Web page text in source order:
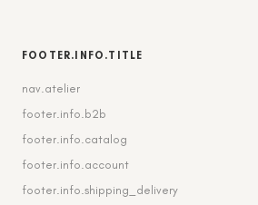
FOOTER.INFO.TITLE
nav.atelier
footer.info.b2b
footer.info.catalog
footer.info.account
footer.info.shipping_delivery